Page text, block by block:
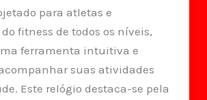
para atletas e
fitness de todos os níveis,
ferramenta intuitiva e
suas atividades
Este relógio destaca-se pela